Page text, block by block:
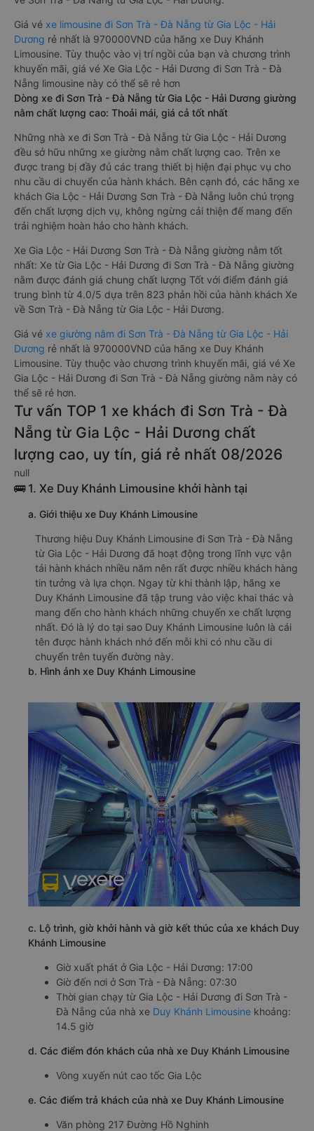
Giá vé xe limousine đi Sơn Trà - Đà Nẵng từ Gia Lộc - Hải
Dương rẻ nhất là 970000VND của hãng xe Duy Khánh
Limousine. Tùy thuộc vào vị trí ngồi của bạn và chương trình
khuyến mãi, giá vé Xe Gia Lộc - Hải Dương đi Sơn Trà - Đà
Nẵng limousine này có thể sẽ rẻ hơn
Dòng xe đi Sơn Trà - Đà Nẵng từ Gia Lộc - Hải Dương giường
nằm chất lượng cao: Thoải mái, giá cả tốt nhất
Những nhà xe đi Sơn Trà - Đà Nẵng từ Gia Lộc - Hải Dương
đều sở hữu những xe giường nằm chất lượng cao. Trên xe
được trang bị đầy đủ các trang thiết bị hiện đại phục vụ cho
nhu cầu di chuyển của hành khách. Bên cạnh đó, các hãng xe
khách Gia Lộc - Hải Dương Sơn Trà - Đà Nẵng luôn chú trọng
đến chất lượng dịch vụ, không ngừng cải thiện để mang đến
trải nghiệm hoàn hảo cho hành khách.
Xe Gia Lộc - Hải Dương Sơn Trà - Đà Nẵng giường nằm tốt
nhất: Xe từ Gia Lộc - Hải Dương đi Sơn Trà - Đà Nẵng giường
nằm được đánh giá chung chất lượng Tốt với điểm đánh giá
trung bình từ 4.0/5 dựa trên 823 phản hồi của hành khách Xe
về Sơn Trà - Đà Nẵng từ Gia Lộc - Hải Dương.
Giá vé xe giường nằm đi Sơn Trà - Đà Nẵng từ Gia Lộc - Hải
Dương rẻ nhất là 970000VND của hãng xe Duy Khánh
Limousine. Tùy thuộc vào chương trình khuyến mãi, giá vé Xe
Gia Lộc - Hải Dương đi Sơn Trà - Đà Nẵng giường nằm này có
thể sẽ rẻ hơn.
Tư vấn TOP 1 xe khách đi Sơn Trà - Đà
Nẵng từ Gia Lộc - Hải Dương chất
lượng cao, uy tín, giá rẻ nhất 08/2026
null
🚌 1. Xe Duy Khánh Limousine khởi hành tại
a. Giới thiệu xe Duy Khánh Limousine
Thương hiệu Duy Khánh Limousine đi Sơn Trà - Đà Nẵng
từ Gia Lộc - Hải Dương đã hoạt động trong lĩnh vực vận
tải hành khách nhiều năm nên rất được nhiều khách hàng
tin tưởng và lựa chọn. Ngay từ khi thành lập, hãng xe
Duy Khánh Limousine đã tập trung vào việc khai thác và
mang đến cho hành khách những chuyến xe chất lượng
nhất. Đó là lý do tại sao Duy Khánh Limousine luôn là cái
tên được hành khách nhớ đến mỗi khi có nhu cầu di
chuyển trên tuyến đường này.
b. Hình ảnh xe Duy Khánh Limousine
c. Lộ trình, giờ khởi hành và giờ kết thúc của xe khách Duy
Khánh Limousine
Giờ xuất phát ở Gia Lộc - Hải Dương: 17:00
Giờ đến nơi ở Sơn Trà - Đà Nẵng: 07:30
Thời gian chạy từ Gia Lộc - Hải Dương đi Sơn Trà -
Đà Nẵng của nhà xe Duy Khánh Limousine khoảng:
14.5 giờ
d. Các điểm đón khách của nhà xe Duy Khánh Limousine
Vòng xuyến nút cao tốc Gia Lộc
e. Các điểm trả khách của nhà xe Duy Khánh Limousine
Văn phòng 217 Đường Hồ Nghinh